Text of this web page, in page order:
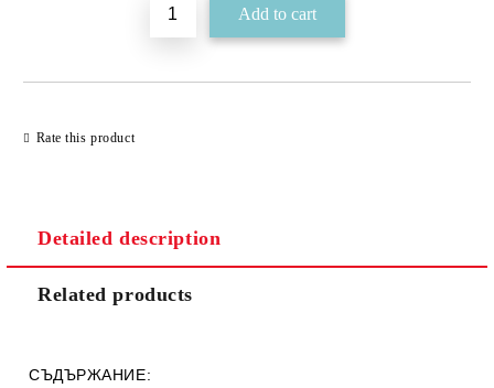
Rate this product
Detailed description
Related products
СЪДЪРЖАНИЕ: